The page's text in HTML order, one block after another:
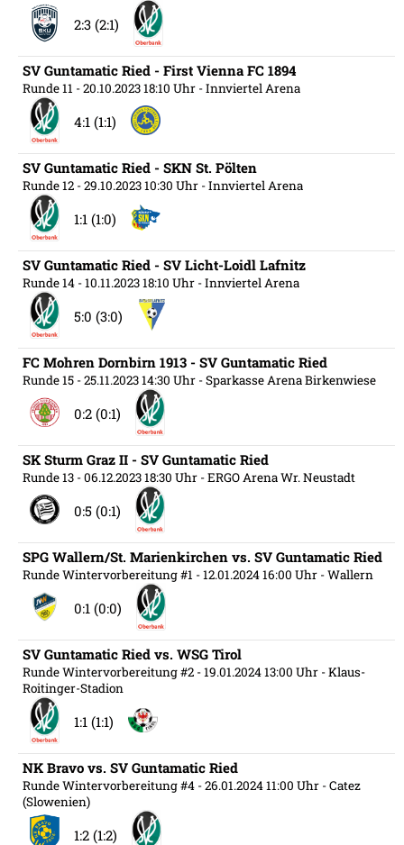
2:3 (2:1)
SV Guntamatic Ried - First Vienna FC 1894
Runde 11 - 20.10.2023 18:10 Uhr - Innviertel Arena
4:1 (1:1)
SV Guntamatic Ried - SKN St. Pölten
Runde 12 - 29.10.2023 10:30 Uhr - Innviertel Arena
1:1 (1:0)
SV Guntamatic Ried - SV Licht-Loidl Lafnitz
Runde 14 - 10.11.2023 18:10 Uhr - Innviertel Arena
5:0 (3:0)
FC Mohren Dornbirn 1913 - SV Guntamatic Ried
Runde 15 - 25.11.2023 14:30 Uhr - Sparkasse Arena Birkenwiese
0:2 (0:1)
SK Sturm Graz II - SV Guntamatic Ried
Runde 13 - 06.12.2023 18:30 Uhr - ERGO Arena Wr. Neustadt
0:5 (0:1)
SPG Wallern/St. Marienkirchen vs. SV Guntamatic Ried
Runde Wintervorbereitung #1 - 12.01.2024 16:00 Uhr - Wallern
0:1 (0:0)
SV Guntamatic Ried vs. WSG Tirol
Runde Wintervorbereitung #2 - 19.01.2024 13:00 Uhr - Klaus-
Roitinger-Stadion
1:1 (1:1)
NK Bravo vs. SV Guntamatic Ried
Runde Wintervorbereitung #4 - 26.01.2024 11:00 Uhr - Catez
(Slowenien)
1:2 (1:2)